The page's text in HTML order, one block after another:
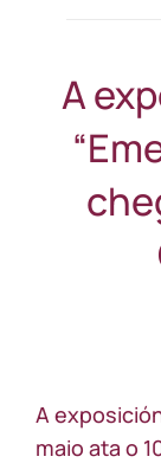
Actualidade
Contacto
A
A
maio ata o